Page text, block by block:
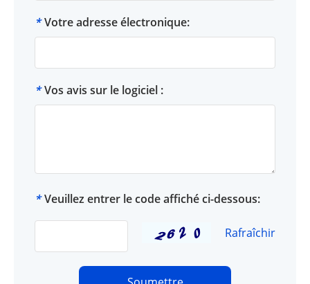
* Votre adresse électronique:
* Vos avis sur le logiciel :
* Veuillez entrer le code affiché ci-dessous:
Rafraîchir